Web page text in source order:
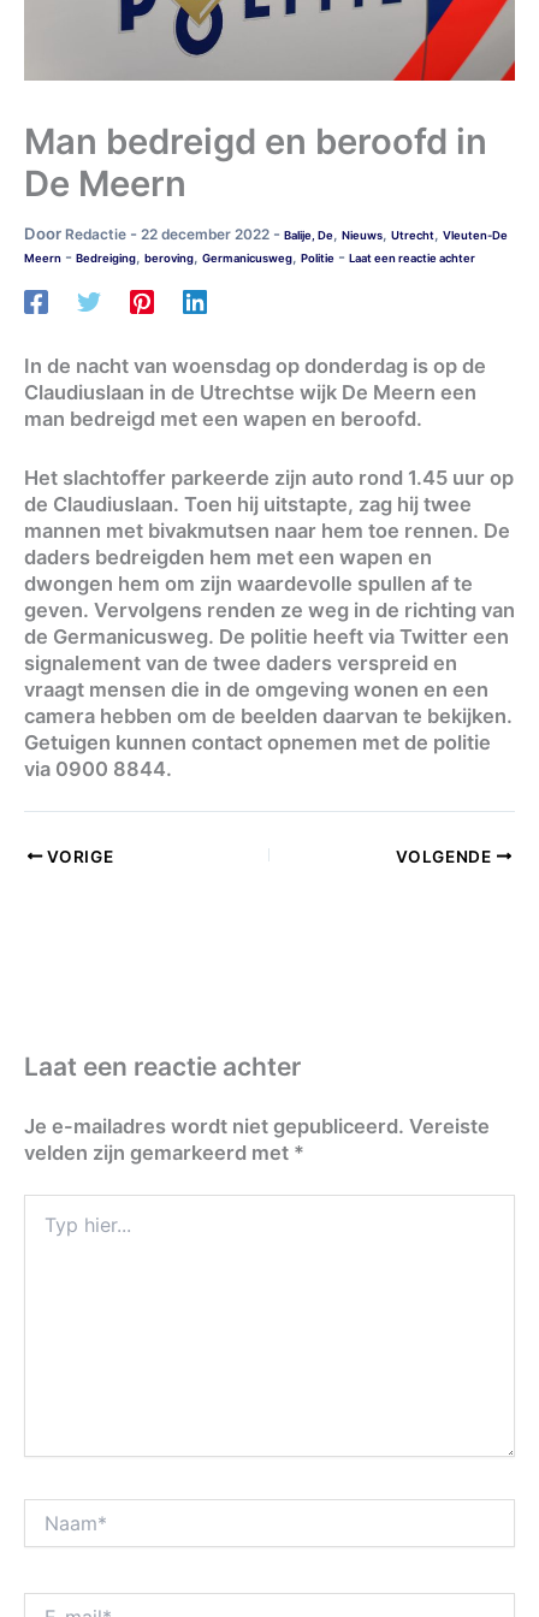
Man bedreigd en beroofd in
De Meern
Door Redactie - 22 december 2022 - Balije, De, Nieuws, Utrecht, Vleuten-De
Meern - Bedreiging, beroving, Germanicusweg, Politie - Laat een reactie achter
In de nacht van woensdag op donderdag is op de
Claudiuslaan in de Utrechtse wijk De Meern een
man bedreigd met een wapen en beroofd.
Het slachtoffer parkeerde zijn auto rond 1.45 uur op
de Claudiuslaan. Toen hij uitstapte, zag hij twee
mannen met bivakmutsen naar hem toe rennen. De
daders bedreigden hem met een wapen en
dwongen hem om zijn waardevolle spullen af te
geven. Vervolgens renden ze weg in de richting van
de Germanicusweg. De politie heeft via Twitter een
signalement van de twee daders verspreid en
vraagt mensen die in de omgeving wonen en een
camera hebben om de beelden daarvan te bekijken.
Getuigen kunnen contact opnemen met de politie
via 0900 8844.
VORIGE VOLGENDE
Laat een reactie achter
Je e-mailadres wordt niet gepubliceerd. Vereiste
velden zijn gemarkeerd met *
hier...